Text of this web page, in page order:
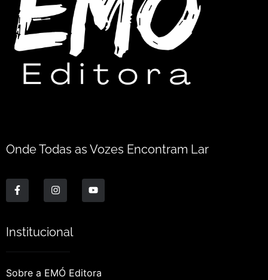
Onde Todas as Vozes Encontram Lar
Institucional
Sobre a EMÓ Editora